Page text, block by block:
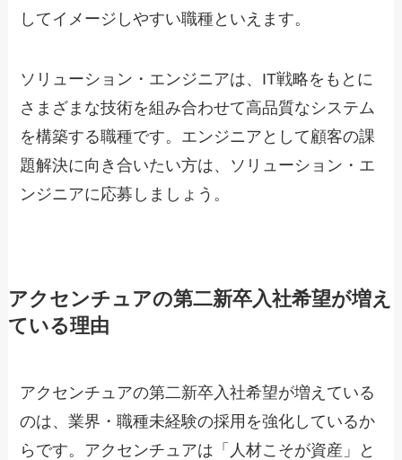
してイメージしやすい職種といえます。
ソリューション・エンジニアは、IT戦略をもとに
さまざまな技術を組み合わせて高品質なシステム
を構築する職種です。エンジニアとして顧客の課
題解決に向き合いたい方は、ソリューション・エ
ンジニアに応募しましょう。
アクセンチュアの第二新卒入社希望が増え
ている理由
アクセンチュアの第二新卒入社希望が増えている
のは、業界・職種未経験の採用を強化しているか
らです。アクセンチュアは「人材こそが資産」と